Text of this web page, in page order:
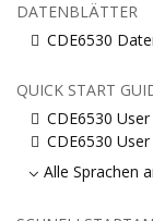
DATENBLÄTTER
CDE6530
QUICK START
CDE6530
CDE6530
Alle Sprachen